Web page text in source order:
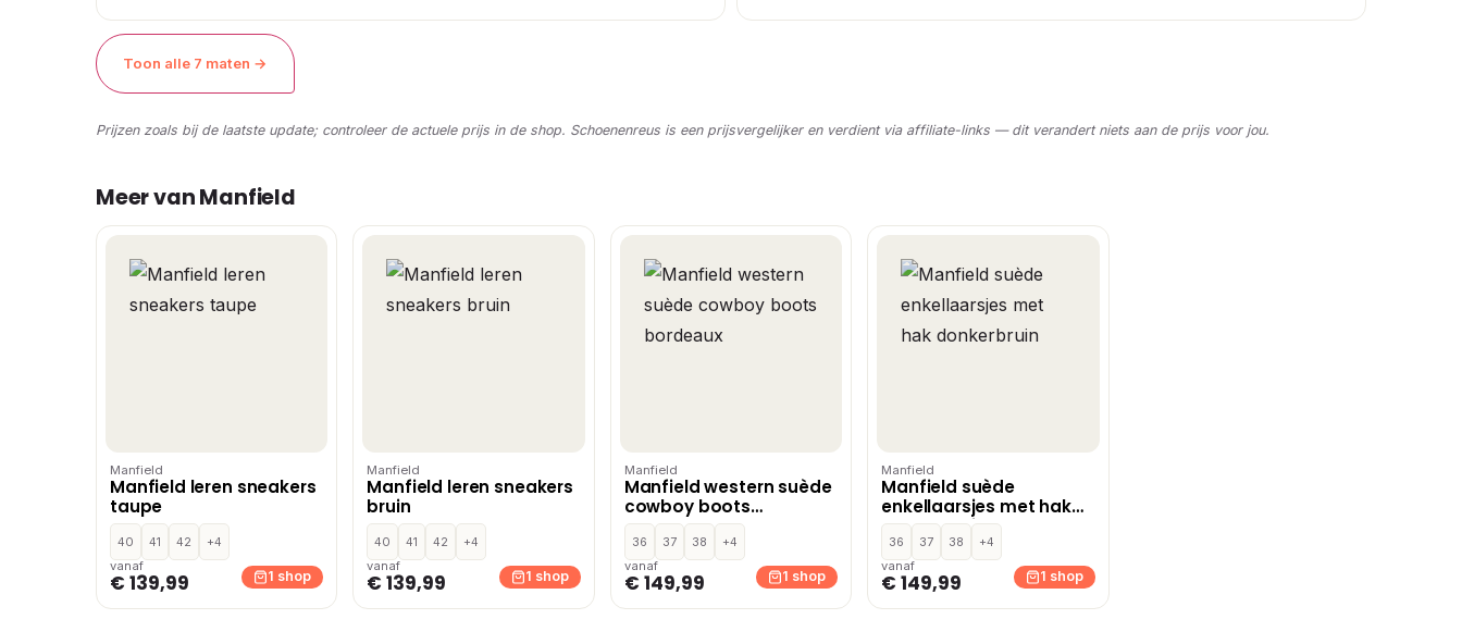
Toon alle 7 maten →
Prijzen zoals bij de laatste update; controleer de actuele prijs in de shop. Schoenenreus is een prijsvergelijker en verdient via affiliate-links — dit verandert niets aan de prijs voor jou.
Meer van Manfield
Manfield
Manfield leren sneakers
taupe
40 41 42
+4
vanaf
€ 139,99 1 shop
Manfield
Manfield leren sneakers
bruin
40 41 42
+4
vanaf
€ 139,99 1 shop
Manfield
Manfield western suède
cowboy boots
bordeaux
36 37 38
+4
vanaf
€ 149,99 1 shop
Manfield
Manfield suède
enkellaarsjes met hak
donkerbruin
36 37 38
+4
vanaf
€ 149,99 1 shop